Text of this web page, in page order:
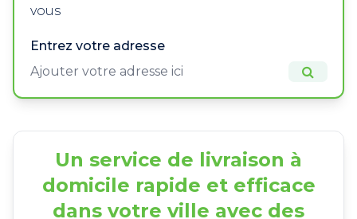
vous
Entrez votre adresse
Un service de livraison à
domicile rapide et efficace
dans votre ville avec des